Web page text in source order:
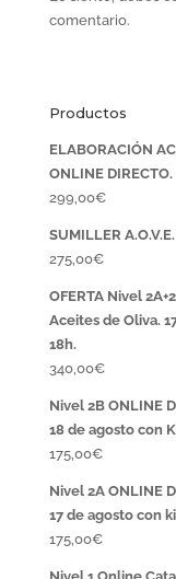
comentario.
Productos
ELABORACIÓN
ONLINE
299,00€
SUMILLER
275,00€
OFERTA Nivel
Aceites de Oliva.
18h.
340,00€
Nivel 2B ONLINE
18 de agosto con
175,00€
Nivel 2A ONLINE
17 de agosto con
175,00€